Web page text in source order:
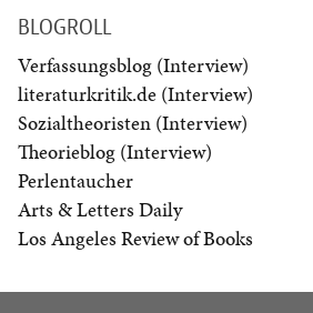
BLOGROLL
Verfassungsblog (Interview)
literaturkritik.de (Interview)
Sozialtheoristen (Interview)
Theorieblog (Interview)
Perlentaucher
Arts & Letters Daily
Los Angeles Review of Books